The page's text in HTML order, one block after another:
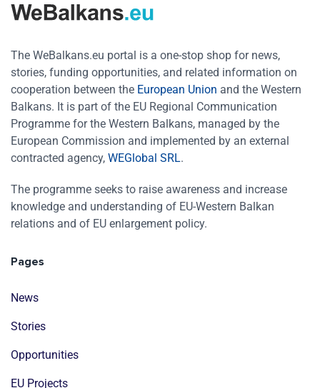
The WeBalkans.eu portal is a one-stop shop for news,
stories, funding opportunities, and related information on
cooperation between the European Union and the Western
Balkans. It is part of the EU Regional Communication
Programme for the Western Balkans, managed by the
European Commission and implemented by an external
contracted agency, WEGlobal SRL.
The programme seeks to raise awareness and increase
knowledge and understanding of EU-Western Balkan
relations and of EU enlargement policy.
Pages
News
Stories
Opportunities
EU Projects